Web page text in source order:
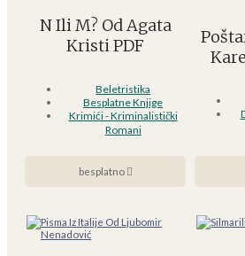
N Ili M? Od Agata
Kristi PDF
Beletristika
Besplatne Knjige
Krimići - Kriminalistički
Romani
besplatno